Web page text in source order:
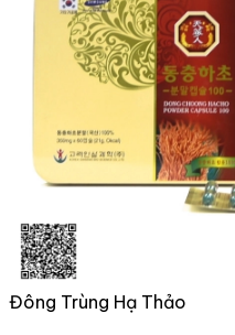
Đông Trùng Hạ Thảo